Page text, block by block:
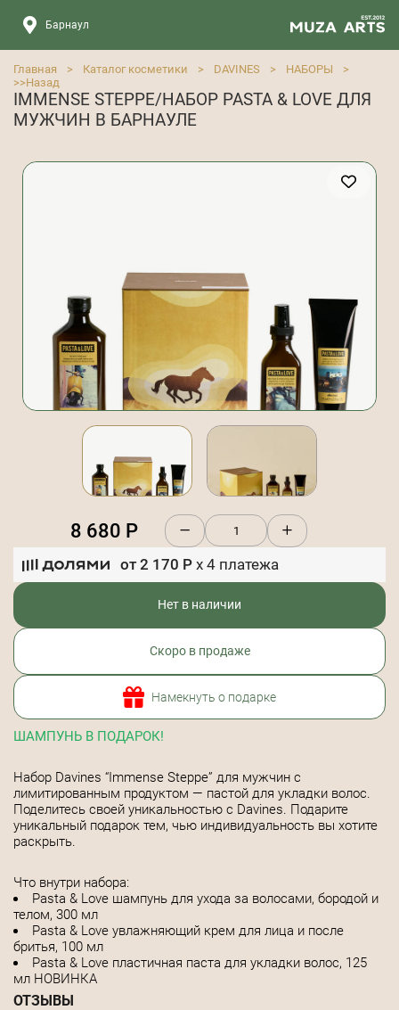
Барнаул
Главная > Каталог косметики > DAVINES > НАБОРЫ
>
>>Назад
IMMENSE STEPPE/НАБОР PASTA & LOVE ДЛЯ
МУЖЧИН В БАРНАУЛЕ
8 680 Р
от 2 170 Р x 4 платежа
Нет в наличии
Скоро в продаже
Намекнуть о подарке
ШАМПУНЬ В ПОДАРОК!
Набор Davines “Immense Steppe” для мужчин с
лимитированным продуктом — пастой для укладки волос.
Поделитесь своей уникальностью с Davines. Подарите
уникальный подарок тем, чью индивидуальность вы хотите
раскрыть.
Что внутри набора:
Pasta & Love шампунь для ухода за волосами, бородой и
телом, 300 мл
Pasta & Love увлажняющий крем для лица и после
бритья, 100 мл
Pasta & Love пластичная паста для укладки волос, 125
мл НОВИНКА
ОТЗЫВЫ